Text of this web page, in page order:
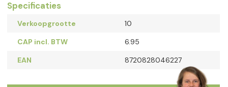
Specificaties
Verkoopgrootte
10
CAP incl. BTW
6.95
EAN
8720828046227